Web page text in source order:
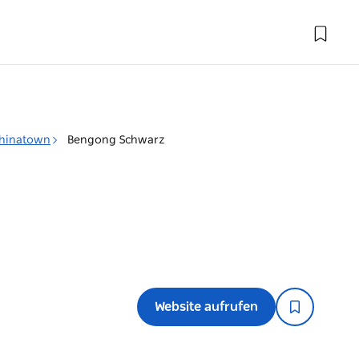
Bengong Schwarz
Website aufrufen